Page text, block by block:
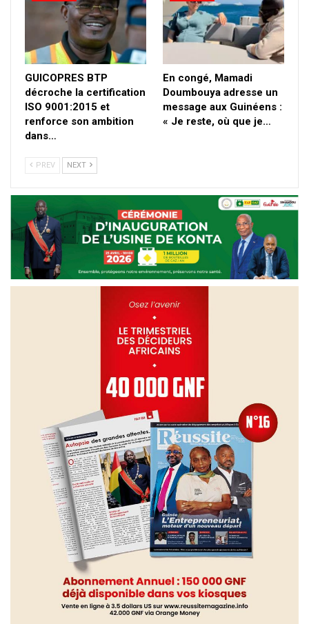
GUICOPRES BTP
décroche la certification
ISO 9001:2015 et
renforce son ambition
dans…
En congé, Mamadi
Doumbouya adresse un
message aux Guinéens :
« Je reste, où que je…
PREV NEXT